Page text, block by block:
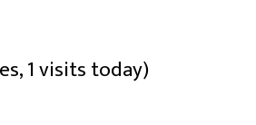
1 visits today)